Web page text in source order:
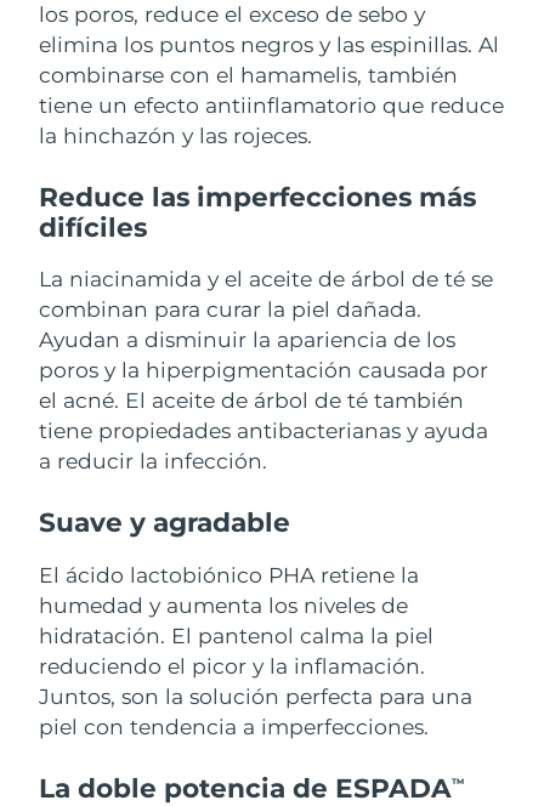
los poros, reduce el exceso de sebo y
elimina los puntos negros y las espinillas. Al
combinarse con el hamamelis, también
tiene un efecto antiinflamatorio que reduce
la hinchazón y las rojeces.
Reduce las imperfecciones más
difíciles
La niacinamida y el aceite de árbol de té se
combinan para curar la piel dañada.
Ayudan a disminuir la apariencia de los
poros y la hiperpigmentación causada por
el acné. El aceite de árbol de té también
tiene propiedades antibacterianas y ayuda
a reducir la infección.
Suave y agradable
El ácido lactobiónico PHA retiene la
humedad y aumenta los niveles de
hidratación. El pantenol calma la piel
reduciendo el picor y la inflamación.
Juntos, son la solución perfecta para una
piel con tendencia a imperfecciones.
La doble potencia de ESPADATM
Filipinas Entrega prevista8/12/26
Polonia Entrega prevista8/10/26
Puerto Rico
Catar Entrega prevista8/10/26
Reunión Entrega prevista8/14/26
Rumanía Entrega prevista 8/9/26
Rusia Entrega prevista
Arabia Saudí
Singapur Entrega prevista
Eslovaquia
Eslovenia Entrega prevista
Sudáfrica Entrega prevista
Corea del Sur Entrega prevista8/11/26